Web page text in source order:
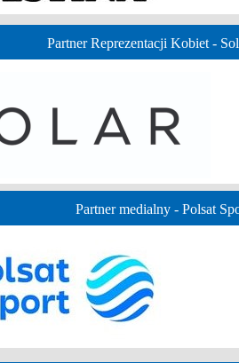
Partner Reprezentacji Kobiet -
Partner medialny - Polsat